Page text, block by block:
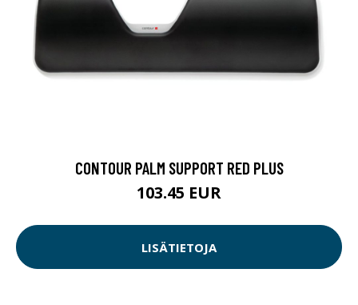
CONTOUR PALM SUPPORT RED PLUS
103.45 EUR
LISÄTIETOJA